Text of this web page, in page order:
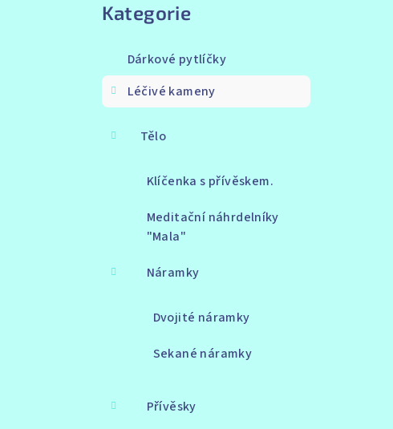
Kategorie
Dárkové pytlíčky
Léčivé kameny
Tělo
Klíčenka s přívěskem.
Meditační náhrdelníky
"Mala"
Náramky
Dvojité náramky
Sekané náramky
Přívěsky